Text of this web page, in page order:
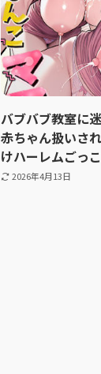
バブバブ教室に
赤ちゃん扱いさ
けハーレムごっ
2026年4月13日